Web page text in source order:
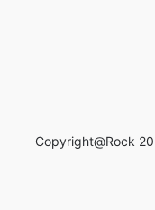
Copyright@Rock